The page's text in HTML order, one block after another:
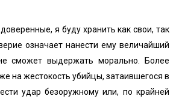
я буду хранить как свои, так
означает нанести ему величайший
сможет выдержать морально. Более
на жестокость убийцы, затаившегося в
удар безоружному или, по крайней